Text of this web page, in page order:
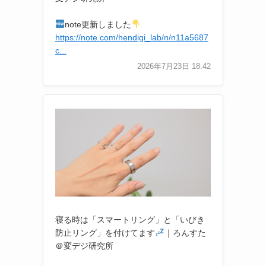
note更新しました
https://note.com/hendigi_lab/n/n11a5687
c...
2026年7月23日 18:42
寝る時は「スマートリング」と「いびき
防止リング」を付けてます
｜ろんすた
＠変デジ研究所